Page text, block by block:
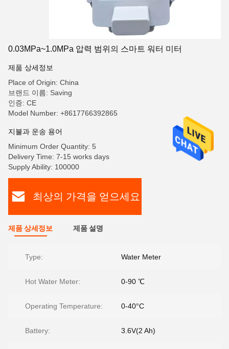
0.03MPa~1.0MPa 압력 범위의 스마트 워터 미터
제품 상세정보
Place of Origin: China
브랜드 이름: Saving
인증: CE
Model Number: +8617766392865
지불과 운송 용어
Minimum Order Quantity: 5
Delivery Time: 7-15 works days
Supply Ability: 100000
최상의 가격을 얻으세요
제품 상세정보 제품 설명
Type: Water Meter
Hot Water Meter: 0-90 ℃
Operating Temperature: 0-40°C
Battery: 3.6V(2 Ah)